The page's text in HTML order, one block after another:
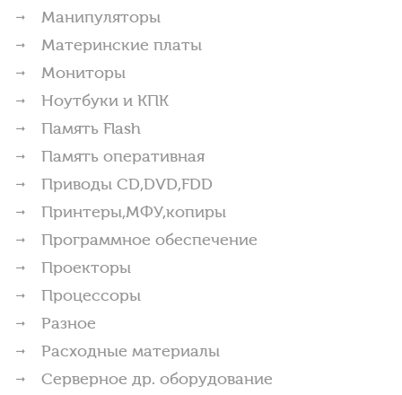
Манипуляторы
Материнские платы
Мониторы
Ноутбуки и КПК
Память Flash
Память оперативная
Приводы CD,DVD,FDD
Принтеры,МФУ,копиры
Программное обеспечение
Проекторы
Процессоры
Разное
Расходные материалы
Серверное др. оборудование